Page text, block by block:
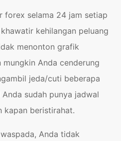
forex selama 24 jam setiap
kehilangan peluang
menonton grafik
mungkin Anda cenderung
jeda/cuti beberapa
sudah punya jadwal
kapan beristirahat.
Anda tidak